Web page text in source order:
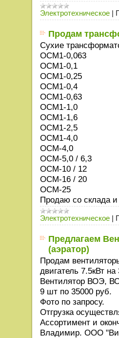
Электротехническое |
Продам
Сухие
ОСМ1-0,063
ОСМ1-0,1
ОСМ1-0,25
ОСМ1-0,4
ОСМ1-0,63
ОСМ1-1,0
ОСМ1-1,6
ОСМ1-2,5
ОСМ1-4,0
ОСМ-4,0
ОСМ-5,0 / 6,3
ОСМ-10 / 12
ОСМ-16 / 20
ОСМ-25
Продаю со склада и
Электротехническое |
Предлагаем
(аэратор)
Продам
двигатель 7.5кВт
Вентилятор ВОЭ,
9 шт по 35000 руб.
Фото по запросу.
Отгрузка
Ассортимент и
Владимир. ООО